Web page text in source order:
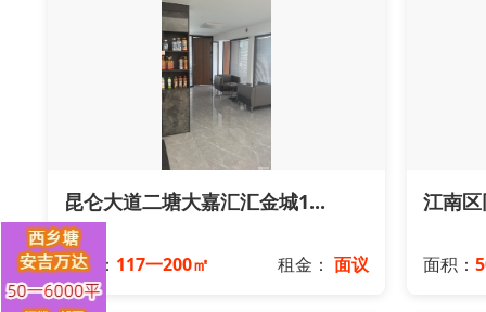
昆仑大道二塘大嘉汇汇金城1...
面积： 117一200㎡ 租金： 面议
江南
面积：